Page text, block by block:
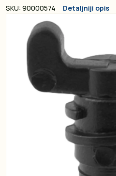
SKU: 90000574 Detaljniji opis